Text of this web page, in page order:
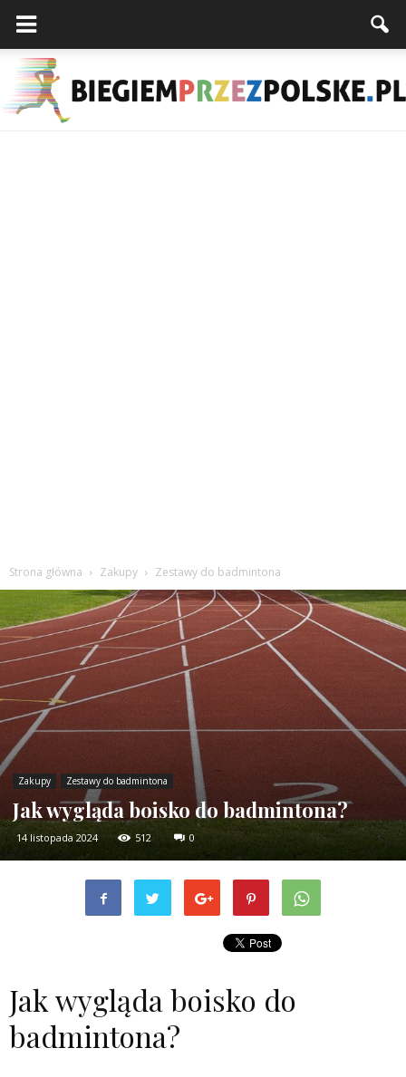
Strona główna Zakupy Zestawy do badmintona
Zakupy Zestawy do badmintona
Jak wygląda boisko do badmintona?
14 listopada 2024 512 0
Jak wygląda boisko do
badmintona?